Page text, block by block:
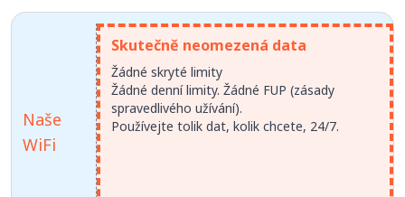
Naše
WiFi
Skutečně neomezená data
Žádné skryté limity
Žádné denní limity. Žádné FUP (zásady
spravedlivého užívání).
Používejte tolik dat, kolik chcete, 24/7.